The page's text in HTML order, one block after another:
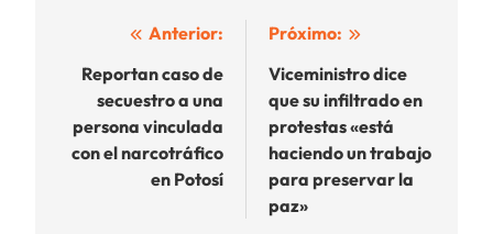
Navegación
de
entradas
Anterior:
Reportan caso de
secuestro a una
persona vinculada
con el narcotráfico
en Potosí
Próximo:
Viceministro dice
que su infiltrado en
protestas «está
haciendo un trabajo
para preservar la
paz»